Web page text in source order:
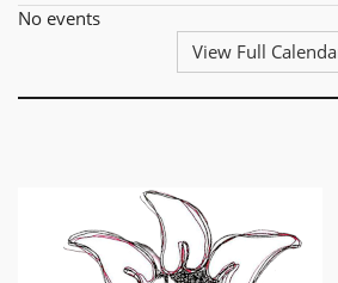
No events
View Full